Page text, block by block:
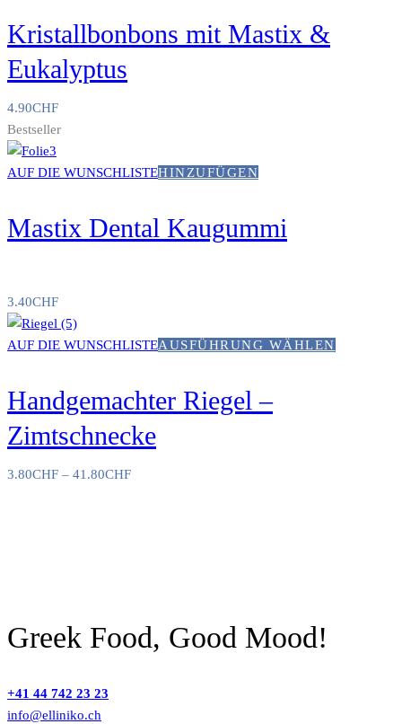
Kristallbonbons mit Mastix &
Eukalyptus
4.90CHF
Bestseller
AUF DIE WUNSCHLISTEHINZUFÜGEN
Mastix Dental Kaugummi
3.40CHF
AUF DIE WUNSCHLISTEAUSFÜHRUNG WÄHLEN
Handgemachter Riegel –
Zimtschnecke
3.80CHF – 41.80CHF
Greek Food, Good Mood!
+41 44 742 23 23
info@elliniko.ch